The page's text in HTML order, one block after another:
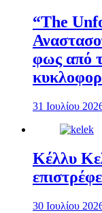
“The
φως από
31 Ιουλίου
Κέλλυ
30 Ιουλίου